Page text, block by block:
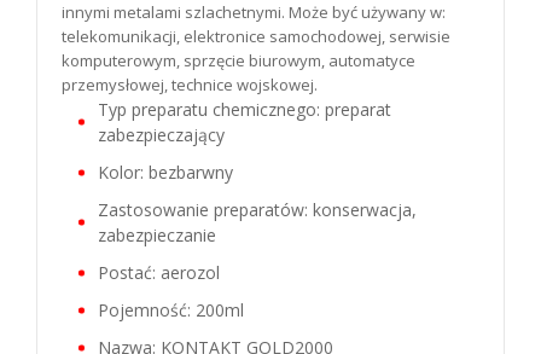
innymi metalami szlachetnymi. Może być używany w:
telekomunikacji, elektronice samochodowej, serwisie
komputerowym, sprzęcie biurowym, automatyce
przemysłowej, technice wojskowej.
Typ preparatu chemicznego: preparat
zabezpieczający
Kolor: bezbarwny
Zastosowanie preparatów: konserwacja,
zabezpieczanie
Postać: aerozol
Pojemność: 200ml
Nazwa: KONTAKT GOLD2000